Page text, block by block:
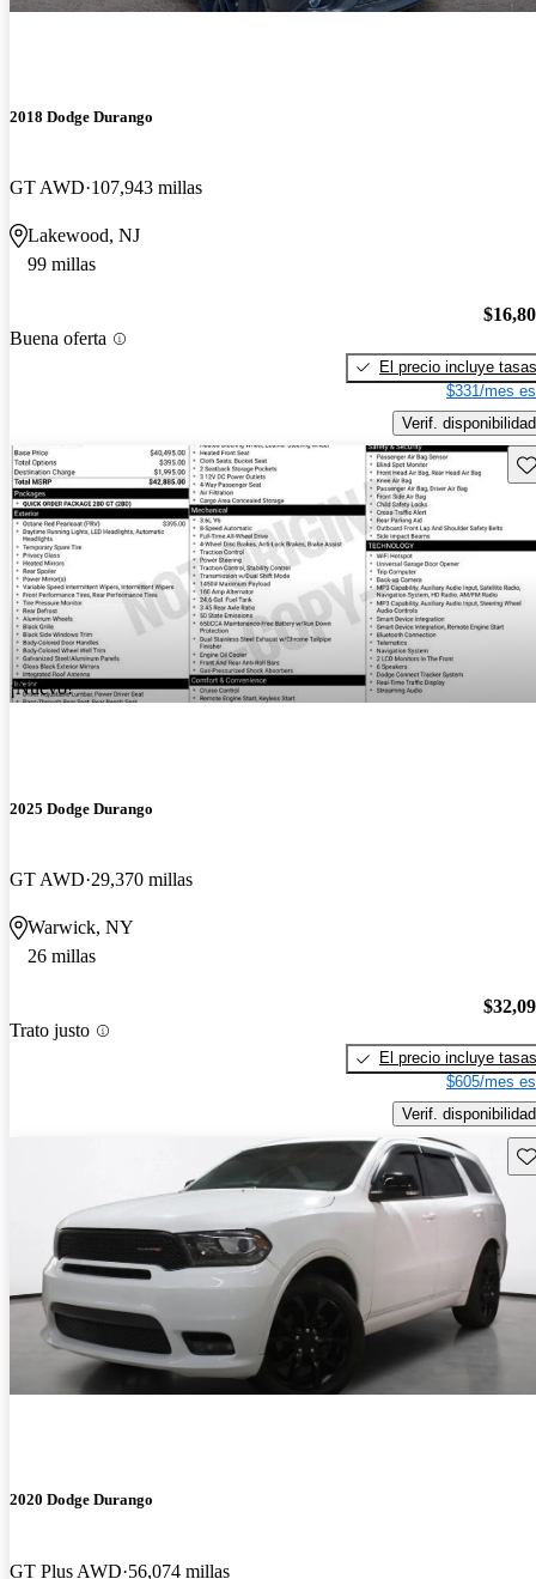
2018 Dodge Durango
GT AWD 107,943 millas
Lakewood, NJ
99 millas
Buena oferta
El precio incluye tasas
$331/mes
Verif. disponibilidad
¡Nuevo!
2025 Dodge Durango
GT AWD 29,370 millas
Warwick, NY
26 millas
Trato justo
El precio incluye tasas
$605/mes
Verif. disponibilidad
2020 Dodge Durango
GT Plus AWD 56,074 millas